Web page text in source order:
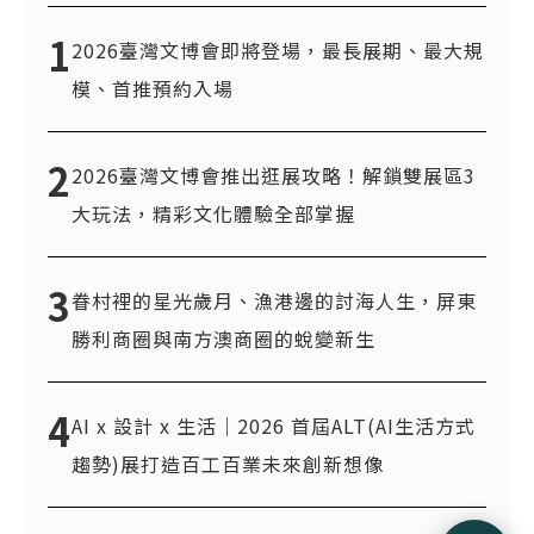
12026臺灣文博會即將登場，最長展期、最大規
模、首推預約入場
22026臺灣文博會推出逛展攻略！解鎖雙展區3
大玩法，精彩文化體驗全部掌握
3眷村裡的星光歲月、漁港邊的討海人生，屏東
勝利商圈與南方澳商圈的蛻變新生
4AI x 設計 x 生活｜2026 首屆ALT(AI生活方式
趨勢)展打造百工百業未來創新想像